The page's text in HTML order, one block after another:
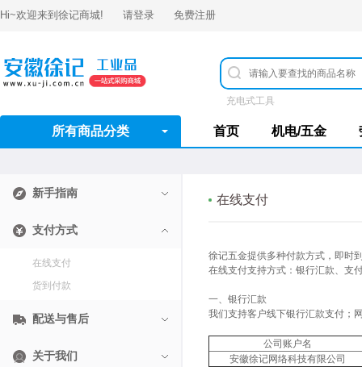
Hi~欢迎来到 徐记商城! 请登录 免费注册
充电式工具
所有商品分类 首页 机电/五金
新手指南
支付方式
在线支付
货到付款
配送与售后
关于我们
在线支付
徐记五金提供多种付款方式，即时
在线支付支持方式：银行汇款、支
一、银行汇款
我们支持客户线下银行汇款支付；
公司账户名
安徽徐记网络科技有限公司